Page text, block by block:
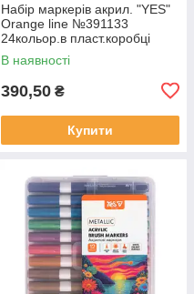
Набір маркерів акрил. "YES"
Orange line №391133
24кольор.в пласт.коробці
В наявності
390,50 ₴
Купити